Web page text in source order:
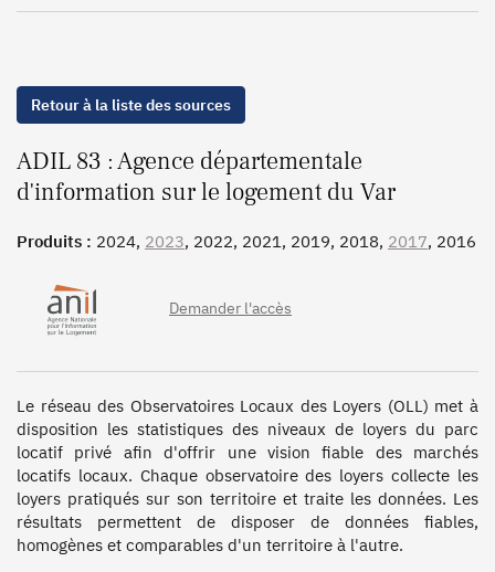
Retour à la liste des sources
ADIL 83 : Agence départementale
d'information sur le logement du Var
Produits : 2024, 2023, 2022, 2021, 2019, 2018, 2017, 2016
Demander l'accès
Le réseau des Observatoires Locaux des Loyers (OLL) met à
disposition les statistiques des niveaux de loyers du parc
locatif privé afin d'offrir une vision fiable des marchés
locatifs locaux. Chaque observatoire des loyers collecte les
loyers pratiqués sur son territoire et traite les données. Les
résultats permettent de disposer de données fiables,
homogènes et comparables d'un territoire à l'autre.